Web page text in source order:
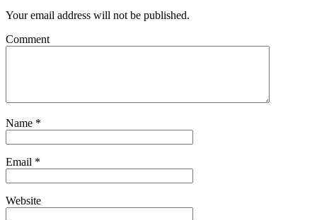
Your email address will not be published.
Comment
Name *
Email *
Website